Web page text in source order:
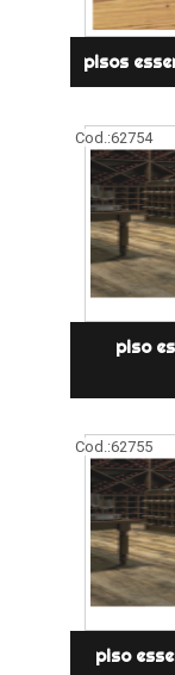
pisos
Cod.:62754
piso
Cod.:62755
piso